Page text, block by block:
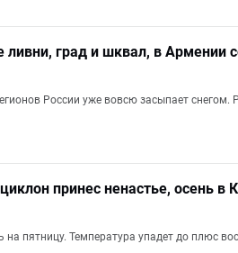
ливни, град и шквал, в
России уже вовсю засыпает
принес ненастье, осень
на пятницу. Температура упадет до плюс